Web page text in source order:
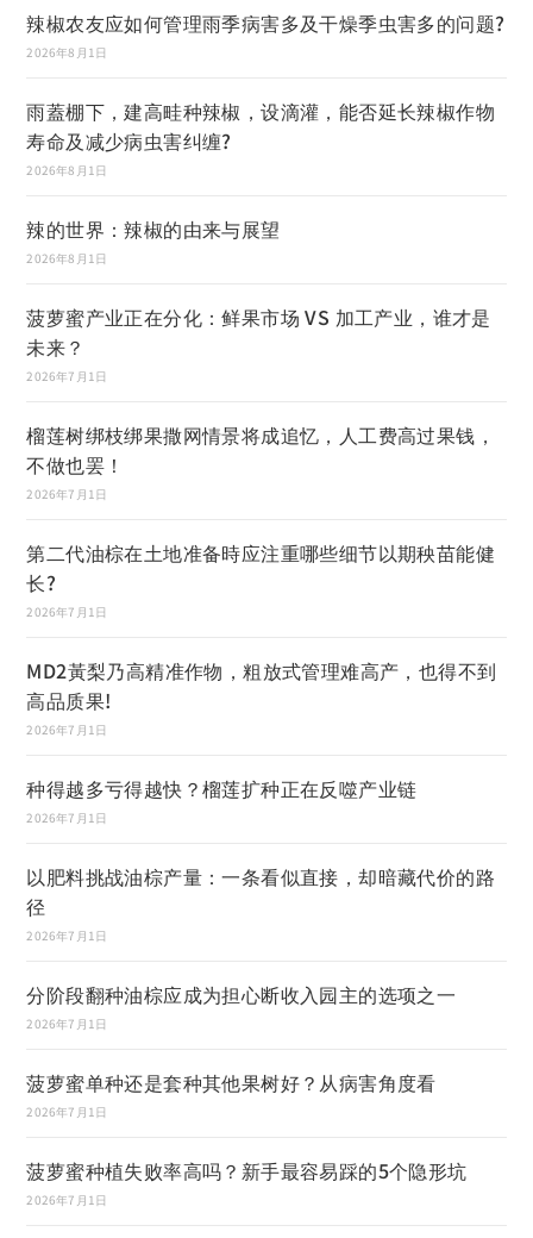
辣椒农友应如何管理雨季病害多及干燥季虫害多的问题?
2026年8月1日
雨蓋棚下，建高畦种辣椒，设滴灌，能否延长辣椒作物
寿命及减少病虫害纠缠?
2026年8月1日
辣的世界：辣椒的由来与展望
2026年8月1日
菠萝蜜产业正在分化：鲜果市场 VS 加工产业，谁才是
未来？
2026年7月1日
榴莲树绑枝绑果撒网情景将成追忆，人工费高过果钱，
不做也罢！
2026年7月1日
第二代油棕在土地准备時应注重哪些细节以期秧苗能健
长?
2026年7月1日
MD2黃梨乃高精准作物，粗放式管理难高产，也得不到
高品质果!
2026年7月1日
种得越多亏得越快？榴莲扩种正在反噬产业链
2026年7月1日
以肥料挑战油棕产量：一条看似直接，却暗藏代价的路
径
2026年7月1日
分阶段翻种油棕应成为担心断收入园主的选项之一
2026年7月1日
菠萝蜜单种还是套种其他果树好？从病害角度看
2026年7月1日
菠萝蜜种植失败率高吗？新手最容易踩的5个隐形坑
2026年7月1日